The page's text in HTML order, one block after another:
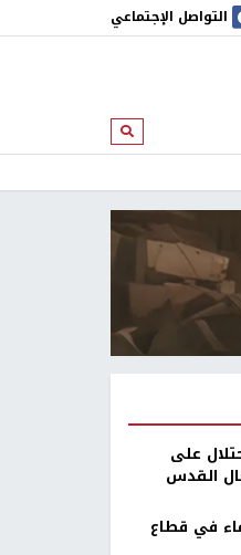
التواصل الإجتماعي
ابحث
على
القدس
في قطاع